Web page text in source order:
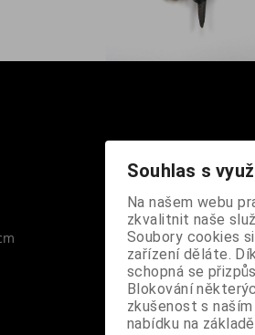
Souhlas s
Na našem webu
zkvalitnit naše
Soubory cookies
zařízení děláte.
schopná se
Blokování
zkušenost s
nabídku na